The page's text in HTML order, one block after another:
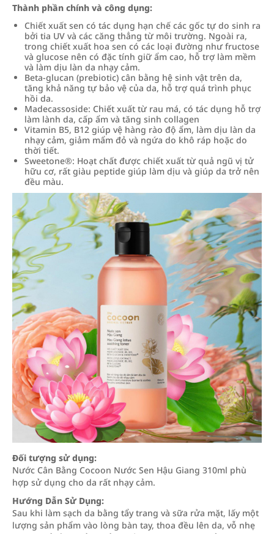
Thành phần chính và công dụng:
Chiết xuất sen có tác dụng hạn chế các gốc tự do sinh ra
bởi tia UV và các căng thẳng từ môi trường. Ngoài ra,
trong chiết xuất hoa sen có các loại đường như fructose
và glucose nên có đặc tính giữ ẩm cao, hỗ trợ làm mềm
và làm dịu làn da nhạy cảm.
Beta-glucan (prebiotic) cân bằng hệ sinh vật trên da,
tăng khả năng tự bảo vệ của da, hỗ trợ quá trình phục
hồi da.
Madecassoside: Chiết xuất từ rau má, có tác dụng hỗ trợ
làm lành da, cấp ẩm và tăng sinh collagen
Vitamin B5, B12 giúp vệ hàng rào độ ẩm, làm dịu làn da
nhạy cảm, giảm mẩm đỏ và ngứa do khô ráp hoặc do
thời tiết.
Sweetone®: Hoạt chất được chiết xuất từ quả ngũ vị tử
hữu cơ, rất giàu peptide giúp làm dịu và giúp da trở nên
đều màu.
Đối tượng sử dụng:
Nước Cân Bằng Cocoon Nước Sen Hậu Giang 310ml phù
hợp sử dụng cho da rất nhạy cảm.
Hướng Dẫn Sử Dụng:
Sau khi làm sạch da bằng tẩy trang và sữa rửa mặt, lấy một
lượng sản phẩm vào lòng bàn tay, thoa đều lên da, vỗ nhẹ